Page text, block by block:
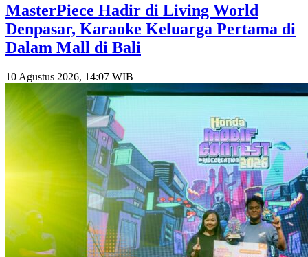
MasterPiece Hadir di Living World
Denpasar, Karaoke Keluarga Pertama di
Dalam Mall di Bali
10 Agustus 2026, 14:07 WIB